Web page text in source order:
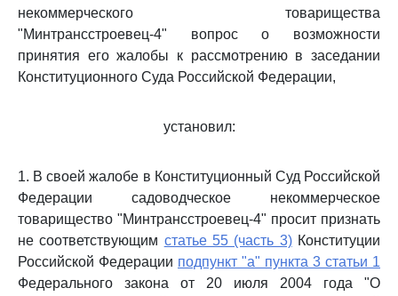
некоммерческого товарищества
"Минтрансстроевец-4" вопрос о возможности
принятия его жалобы к рассмотрению в заседании
Конституционного Суда Российской Федерации,
установил:
1. В своей жалобе в Конституционный Суд Российской
Федерации садоводческое некоммерческое
товарищество "Минтрансстроевец-4" просит признать
не соответствующим статье 55 (часть 3)Конституции
Российской Федерации подпункт "а" пункта 3 статьи 1
Федерального закона от 20 июля 2004 года "О